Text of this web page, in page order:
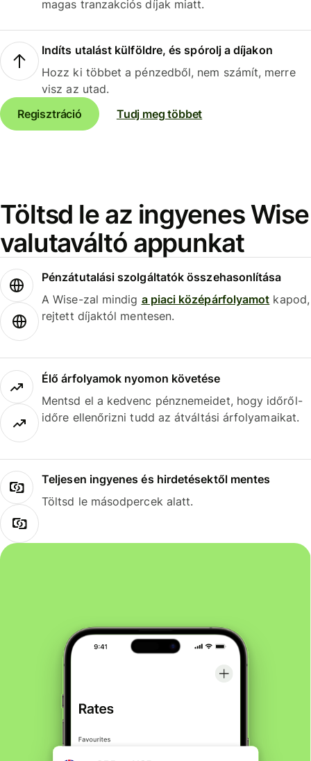
magas tranzakciós díjak miatt.
Indíts utalást külföldre, és spórolj a díjakon
Hozz ki többet a pénzedből, nem számít, merre
visz az utad.
Regisztráció
Tudj meg többet
Töltsd le az ingyenes Wise
valutaváltó appunkat
Pénzátutalási szolgáltatók összehasonlítása
A Wise-zal mindig a piaci középárfolyamot kapod,
rejtett díjaktól mentesen.
Élő árfolyamok nyomon követése
Mentsd el a kedvenc pénznemeidet, hogy időről-
időre ellenőrizni tudd az átváltási árfolyamaikat.
Teljesen ingyenes és hirdetésektől mentes
Töltsd le másodpercek alatt.